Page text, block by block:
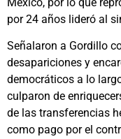
por 24 años lideró al
Señalaron a Gordillo
desapariciones y
democráticos a lo
culparon de
de las transferencias
como pago por el